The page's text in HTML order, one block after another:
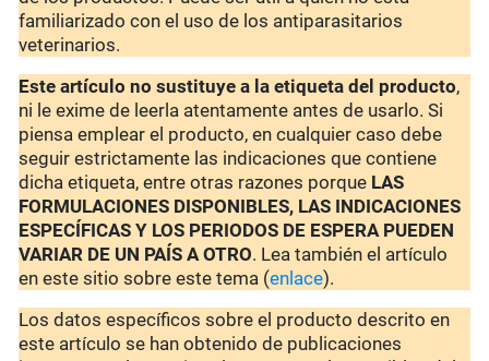
familiarizado con el uso de los antiparasitarios
veterinarios.
Este artículo no sustituye a la etiqueta del producto,
ni le exime de leerla atentamente antes de usarlo. Si
piensa emplear el producto, en cualquier caso debe
seguir estrictamente las indicaciones que contiene
dicha etiqueta, entre otras razones porque LAS
FORMULACIONES DISPONIBLES, LAS INDICACIONES
ESPECÍFICAS Y LOS PERIODOS DE ESPERA PUEDEN
VARIAR DE UN PAÍS A OTRO. Lea también el artículo
en este sitio sobre este tema (enlace).
Los datos específicos sobre el producto descrito en
este artículo se han obtenido de publicaciones